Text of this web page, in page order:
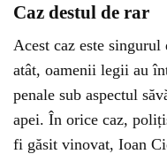
Caz destul de rar
Acest caz este
atât, oamenii legii au
penale sub aspectul
apei. În orice caz,
fi găsit vinovat, Ioan